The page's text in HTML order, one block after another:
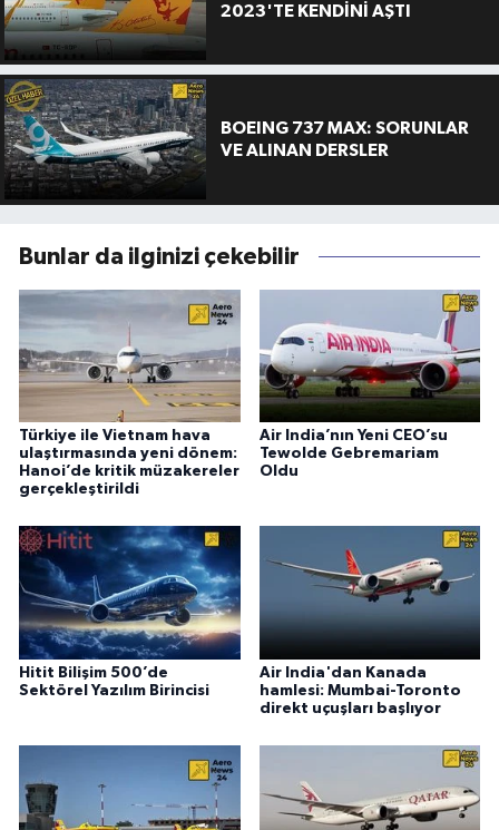
2023'TE KENDİNİ AŞTI
BOEING 737 MAX: SORUNLAR
VE ALINAN DERSLER
Bunlar da ilginizi çekebilir
Türkiye ile Vietnam hava
ulaştırmasında yeni dönem:
Hanoi’de kritik müzakereler
gerçekleştirildi
Air India’nın Yeni CEO’su
Tewolde Gebremariam
Oldu
Hitit Bilişim 500’de
Sektörel Yazılım Birincisi
Air India'dan Kanada
hamlesi: Mumbai-Toronto
direkt uçuşları başlıyor